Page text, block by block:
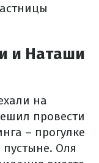
и Наташи
на
провести
– прогулке
Оля